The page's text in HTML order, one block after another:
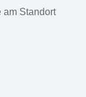
am Standort